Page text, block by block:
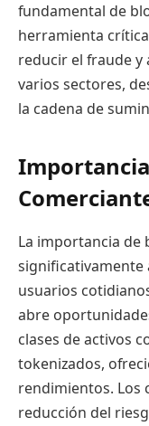
fundamental de
herramienta
reducir el fraude
varios sectores,
la cadena de
La importancia de
significativamente
usuarios
abre
clases de activos
tokenizados,
rendimientos. Los
reducción del